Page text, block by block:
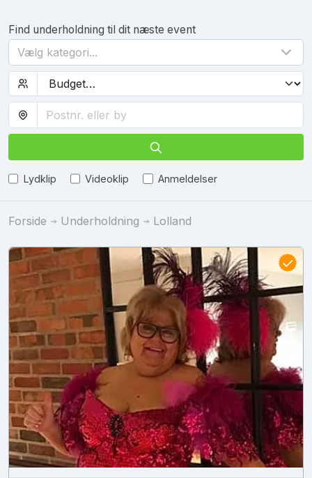
Find underholdning til dit næste event
Vælg kategori...
Lydklip Videoklip Anmeldelser
Forside Underholdning Lolland